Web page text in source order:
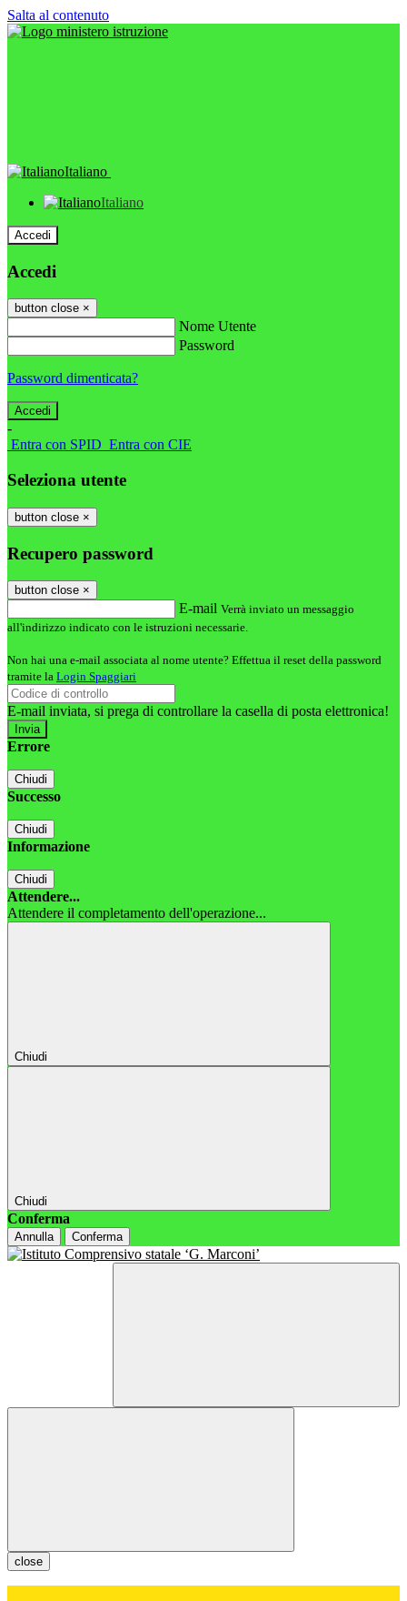
Salta al contenuto
Italiano
Italiano
Accedi
Accedi
button close ×
Nome Utente
Password
Password dimenticata?
-
Entra con SPID Entra con CIE
Seleziona utente
button close ×
Recupero password
button close ×
E-mail Verrà inviato un messaggio
all'indirizzo indicato con le istruzioni necessarie.
Non hai una e-mail associata al nome utente? Effettua il reset della password
tramite la Login Spaggiari
E-mail inviata, si prega di controllare la casella di posta elettronica!
Errore
Chiudi
Successo
Chiudi
Informazione
Chiudi
Attendere...
Attendere il completamento dell'operazione...
Chiudi
Chiudi
Conferma
Annulla Conferma
close